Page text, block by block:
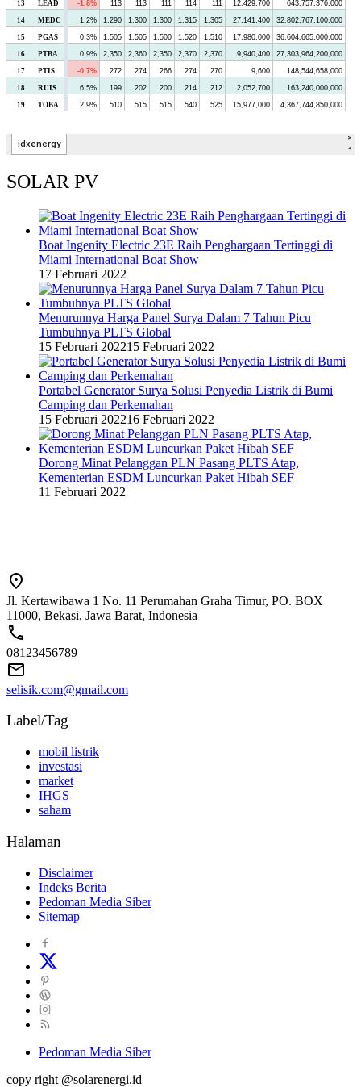
SOLAR PV
Boat Ingenity Electric 23E Raih Penghargaan Tertinggi di
Miami International Boat Show
17 Februari 2022
Menurunnya Harga Panel Surya Dalam 7 Tahun Picu
Tumbuhnya PLTS Global
15 Februari 202215 Februari 2022
Portabel Generator Surya Solusi Penyedia Listrik di Bumi
Camping dan Perkemahan
15 Februari 202216 Februari 2022
Dorong Minat Pelanggan PLN Pasang PLTS Atap,
Kementerian ESDM Luncurkan Paket Hibah SEF
11 Februari 2022
Jl. Kertawibawa 1 No. 11 Perumahan Graha Timur, PO. BOX
11000, Bekasi, Jawa Barat, Indonesia
08123456789
selisik.com@gmail.com
Label/Tag
mobil listrik
investasi
market
IHGS
saham
Halaman
Disclaimer
Indeks Berita
Pedoman Media Siber
Sitemap
Pedoman Media Siber
copy right @solarenergi.id